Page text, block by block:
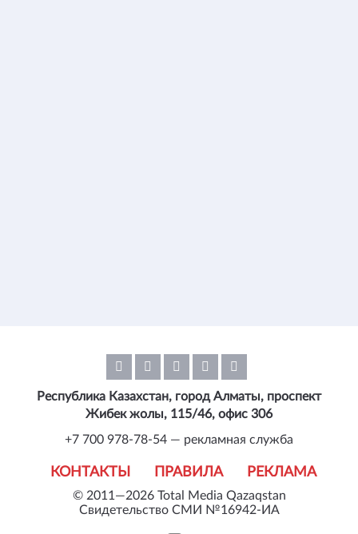
© 2011—2026 Total Media Qazaqstan
Свидетельство СМИ №16942-ИА
КОНТАКТЫ ПРАВИЛА РЕКЛАМА
Республика Казахстан, город Алматы, проспект
Жибек жолы, 115/46, офис 306
+7 700 978-78-54 — рекламная служба